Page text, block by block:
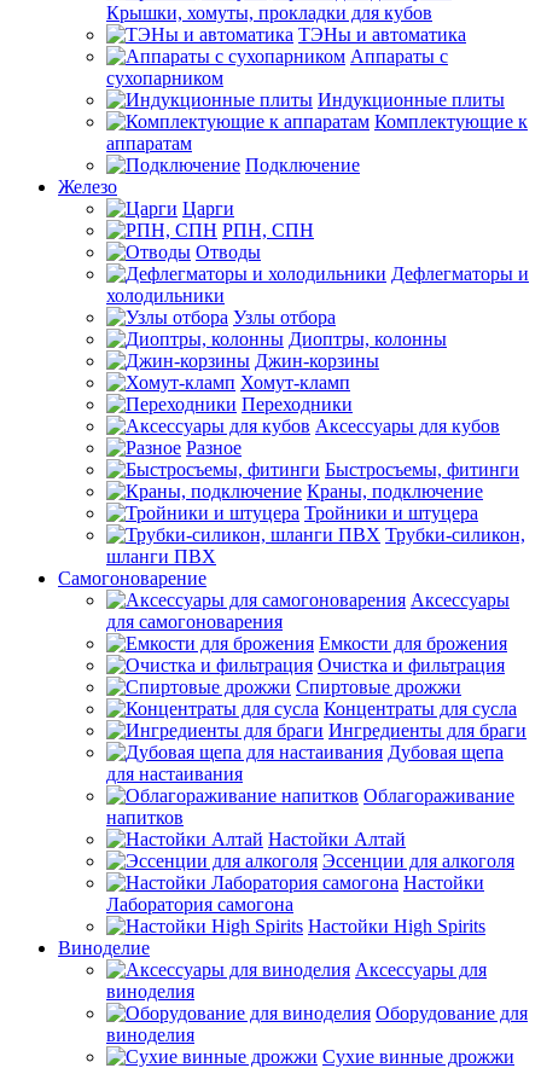
Крышки, хомуты, прокладки для кубов
ТЭНы и автоматика
Аппараты с
сухопарником
Индукционные плиты
Комплектующие к
аппаратам
Подключение
Железо
Царги
РПН, СПН
Отводы
Дефлегматоры и
холодильники
Узлы отбора
Диоптры, колонны
Джин-корзины
Хомут-кламп
Переходники
Аксессуары для кубов
Разное
Быстросъемы, фитинги
Краны, подключение
Тройники и штуцера
Трубки-силикон,
шланги ПВХ
Самогоноварение
Аксессуары
для самогоноварения
Емкости для брожения
Очистка и фильтрация
Спиртовые дрожжи
Концентраты для сусла
Ингредиенты для браги
Дубовая щепа
для настаивания
Облагораживание
напитков
Настойки Алтай
Эссенции для алкоголя
Настойки
Лаборатория самогона
Настойки High Spirits
Виноделие
Аксессуары для
виноделия
Оборудование для
виноделия
Сухие винные дрожжи